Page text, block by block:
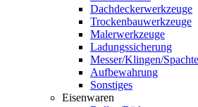
Dachdeckerwerkzeuge
Trockenbauwerkzeuge
Malerwerkzeuge
Ladungssicherung
Messer/Klingen/
Aufbewahrung
Sonstiges
Eisenwaren